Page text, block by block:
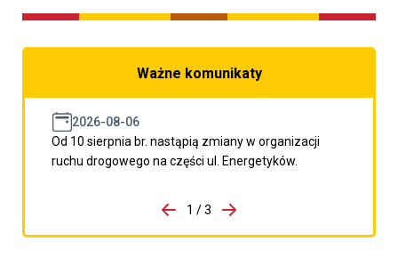
Ważne komunikaty
2026-08-06
Od 10 sierpnia br. nastąpią zmiany w organizacji
ruchu drogowego na części ul. Energetyków.
porzpedniego komunikatu
1 / 3
Przejdź do następnego